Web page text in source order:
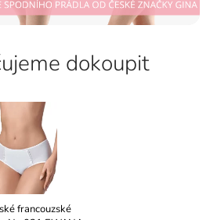
dokoupit
francouzské